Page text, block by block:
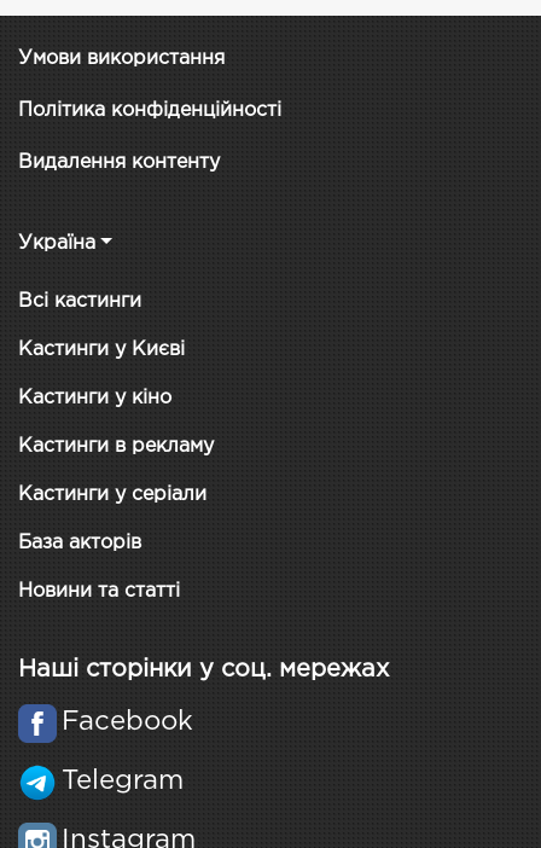
Умови використання
Політика конфіденційності
Видалення контенту
Україна
Всі кастинги
Кастинги у Києві
Кастинги у кіно
Кастинги в рекламу
Кастинги у серіали
База акторів
Новини та статті
Наші сторінки у соц. мережах
Facebook
Telegram
Instagram